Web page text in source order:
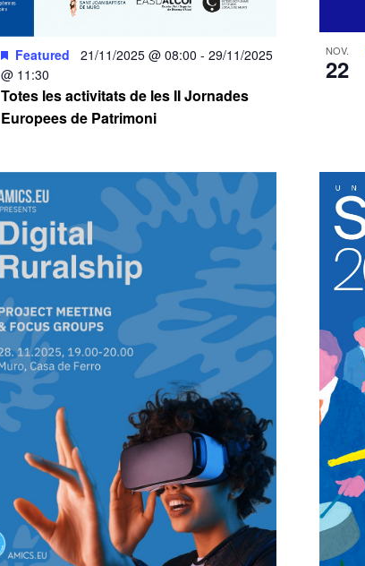
Totes les activitats de les II Jornades
Europees de Patrimoni
Featured 21/11/2025 @ 08:00 - 29/11/2025
@ 11:30
NOV.
22